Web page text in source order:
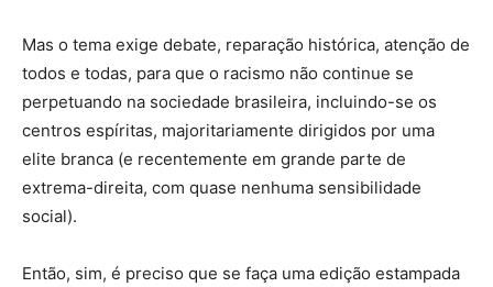
Mas o tema exige debate, reparação histórica, atenção de
todos e todas, para que o racismo não continue se
perpetuando na sociedade brasileira, incluindo-se os
centros espíritas, majoritariamente dirigidos por uma
elite branca (e recentemente em grande parte de
extrema-direita, com quase nenhuma sensibilidade
social).
Então, sim, é preciso que se faça uma edição estampada